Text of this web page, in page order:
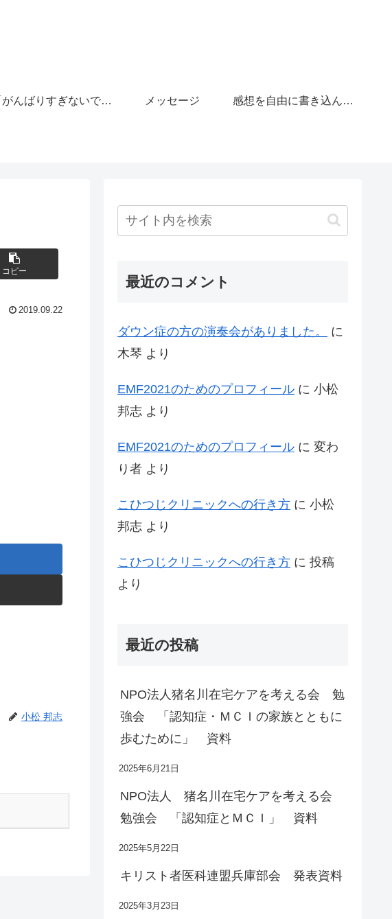
「がんばりすぎないで」の広場 メッセージ 感想を自由に書き込んで下さい。
コピー
2019.09.22
小松 邦志
最近のコメント
ダウン症の方の演奏会がありました。
に
木琴 より
EMF2021のためのプロフィール に 小松
邦志 より
EMF2021のためのプロフィール に 変わ
り者 より
こひつじクリニックへの行き方 に 小松
邦志 より
こひつじクリニックへの行き方 に 投稿
より
最近の投稿
NPO法人猪名川在宅ケアを考える会 勉
強会 「認知症・ＭＣＩの家族とともに
歩むために」 資料
2025年6月21日
NPO法人 猪名川在宅ケアを考える会
勉強会 「認知症とＭＣＩ」 資料
2025年5月22日
キリスト者医科連盟兵庫部会 発表資料
2025年3月23日